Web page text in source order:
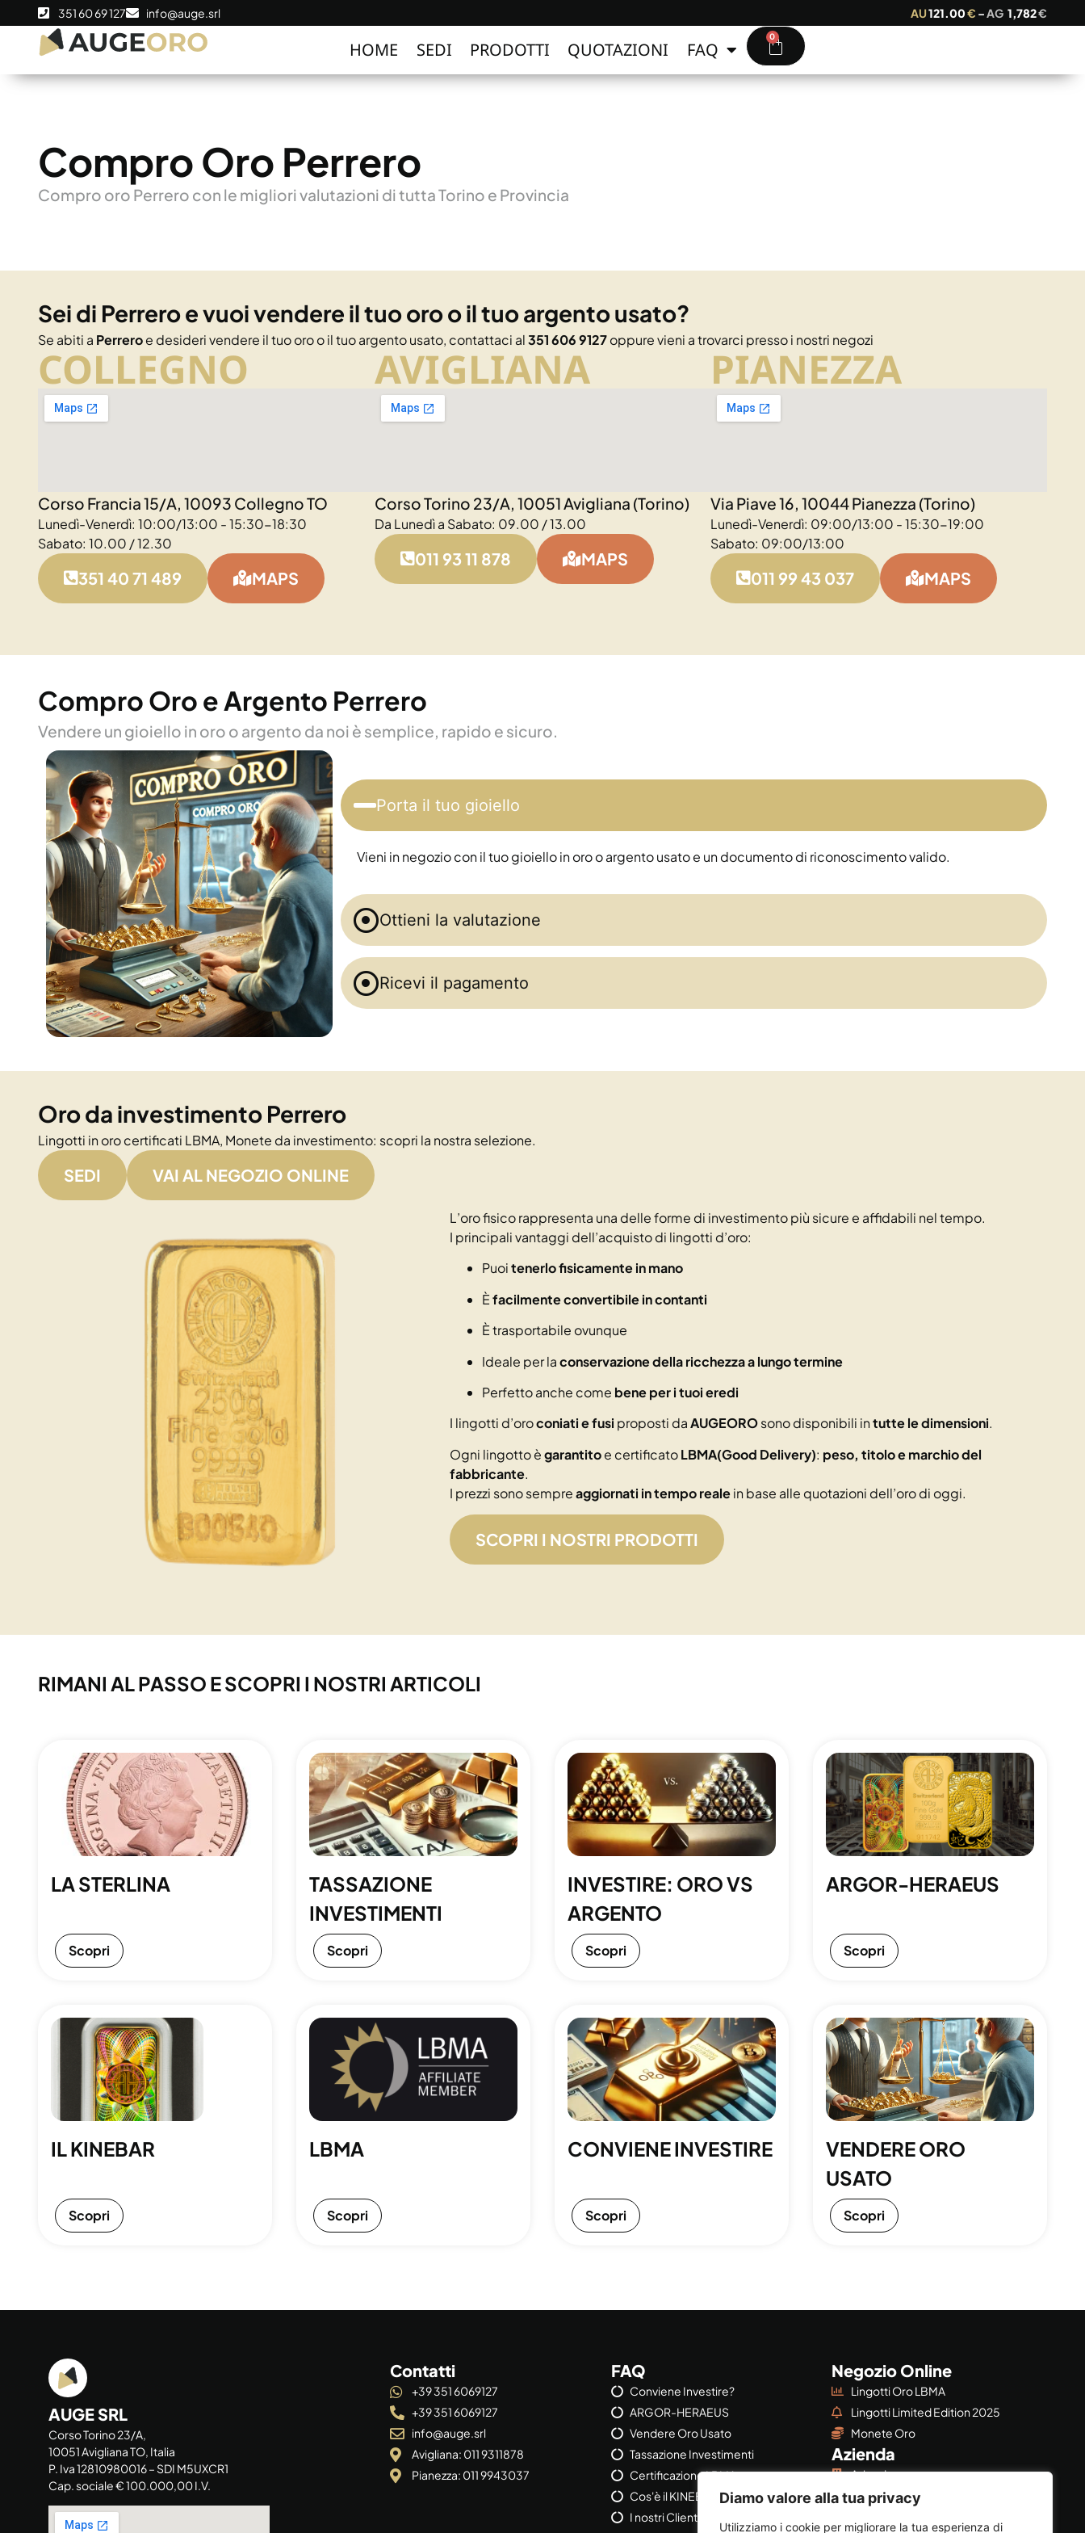
Diamo valore alla tua privacy
Utilizziamo i cookie per migliorare la tua esperienza di
351 60 69 127 info@auge.srl AU121.00€ – AG 1,782€
HOME SEDI PRODOTTI QUOTAZIONI FAQ
0
Compro Oro Perrero
Compro oro Perrero con le migliori valutazioni di tutta Torino e Provincia
Sei di Perrero e vuoi vendere il tuo oro o il tuo argento usato?
Se abiti a Perreroe desideri vendere il tuo oro o il tuo argento usato, contattaci al351 606 9127oppure vieni a trovarci presso i nostri negozi
COLLEGNO
Corso Francia 15/A, 10093 Collegno TO
Lunedì-Venerdì: 10:00/13:00 - 15:30-18:30
Sabato: 10.00 / 12.30
351 40 71 489 MAPS
AVIGLIANA
Corso Torino 23/A, 10051 Avigliana (Torino)
Da Lunedì a Sabato: 09.00 / 13.00
011 93 11 878 MAPS
PIANEZZA
Via Piave 16, 10044 Pianezza (Torino)
Lunedì-Venerdì: 09:00/13:00 - 15:30-19:00
Sabato: 09:00/13:00
011 99 43 037 MAPS
Compro Oro e Argento Perrero
Vendere un gioiello in oro o argento da noi è semplice, rapido e sicuro.
Porta il tuo gioiello
Vieni in negozio con il tuo gioiello in oro o argento usato e un documento di riconoscimento valido.
Ottieni la valutazione
Ricevi il pagamento
Oro da investimento Perrero
Lingotti in oro certificati LBMA, Monete da investimento: scopri la nostra selezione.
SEDI VAI AL NEGOZIO ONLINE
L’oro fisico rappresenta una delle forme di investimento più sicure e affidabili nel tempo.
I principali vantaggi dell’acquisto di lingotti d’oro:
Puoitenerlo fisicamente in mano
Èfacilmente convertibile in contanti
È trasportabile ovunque
Ideale per laconservazione della ricchezza a lungo termine
Perfetto anche come bene per i tuoi eredi
I lingotti d’oroconiati e fusi proposti daAUGEOROsono disponibili intutte le dimensioni.
Ogni lingotto ègarantitoe certificatoLBMA(Good Delivery): peso, titolo e marchio del
fabbricante.
I prezzi sono sempreaggiornati in tempo realein base alle quotazioni dell’oro di oggi.
SCOPRI I NOSTRI PRODOTTI
RIMANI AL PASSO E SCOPRI I NOSTRI ARTICOLI
LA STERLINA
Scopri
TASSAZIONE
INVESTIMENTI
Scopri
INVESTIRE: ORO VS
ARGENTO
Scopri
ARGOR-HERAEUS
Scopri
IL KINEBAR
Scopri
LBMA
Scopri
CONVIENE INVESTIRE
Scopri
VENDERE ORO
USATO
Scopri
AUGE SRL
Corso Torino 23/A,
10051 Avigliana TO, Italia
P. Iva 12810980016 – SDI M5UXCR1
Cap. sociale € 100.000,00 I.V.
Contatti
+39 351 6069127
+39 351 6069127
info@auge.srl
Avigliana: 011 9311878
Pianezza: 011 9943037
FAQ
Conviene Investire?
ARGOR-HERAEUS
Vendere Oro Usato
Tassazione Investimenti
Certificazione LBMA
Cos'è il KINEBAR©?
I nostri Clienti
Negozio Online
Lingotti Oro LBMA
Lingotti Limited Edition 2025
Monete Oro
Azienda
Azienda
Privacy & Policy